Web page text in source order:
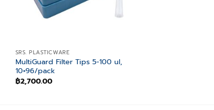
SRS. PLASTICWARE
MultiGuard Filter Tips 5-100 ul,
10×96/pack
฿2,700.00